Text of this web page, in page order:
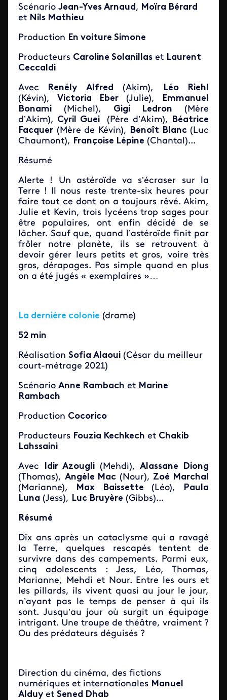
Scénario Jean-Yves Arnaud , Moïra Bérard
et Nils Mathieu
Production En voiture Simone
Producteurs Caroline Solanillas et Laurent
Ceccaldi
Avec Renély Alfred (Akim),
Léo Riehl
(Kévin),Victoria Eber(Julie),
Emmanuel
Bonami (Michel), Gigi Ledron (Mère
d’Akim), Cyril Guei(Père d’Akim),
Béatrice
Facquer (Mère de Kévin), Benoît Blanc(Luc
Chaumont), Françoise Lépine (Chantal)...
Résumé
Alerte ! Un astéroïde va s’écraser sur la
Terre ! Il nous reste trente-six heures pour
faire tout ce dont on a toujours rêvé. Akim,
Julie et Kevin, trois lycéens trop sages pour
être populaires, ont enfin décidé de se
lâcher. Sauf que, quand l’astéroïde finit par
frôler notre planète, ils se retrouvent à
devoir gérer leurs petits et gros, voire très
gros, dérapages. Pas simple quand en plus
on a été jugés « exemplaires »…
La dernière colonie (drame)
52 min
Réalisation Sofia Alaoui (César du meilleur
court-métrage 2021)
Scénario Anne Rambach et Marine
Rambach
Production Cocorico
Producteurs Fouzia Kechkech et Chakib
Lahssaini
Avec Idir Azougli (Mehdi),Alassane Diong
(Thomas), Angèle Mac (Nour), Zoé Marchal
(Marianne),
Max Baissette (Léo),
Paula
Luna (Jess), Luc Bruyère (Gibbs)...
Résumé
Dix ans après un cataclysme qui a ravagé
la Terre, quelques rescapés tentent de
survivre dans des campements. Parmi eux,
cinq adolescents : Jess, Léo, Thomas,
Marianne, Mehdi et Nour. Entre les ours et
les pillards, ils vivent quasi au jour le jour,
n’ayant pas le temps de penser à qui ils
sont. Jusqu’au jour où surgit un équipage
intrigant. Une troupe de théâtre, vraiment ?
Ou des prédateurs déguisés ?
Direction du cinéma, des fictions
numériques et internationales Manuel
Alduyet Sened Dhab